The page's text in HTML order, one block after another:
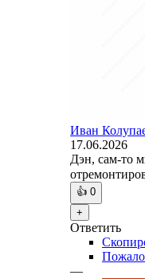
Иван
17.06.2026
Дэн, сам-то
👍 0
+
Ответить
—